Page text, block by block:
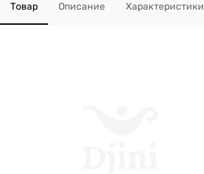
Товар Описание Характеристики